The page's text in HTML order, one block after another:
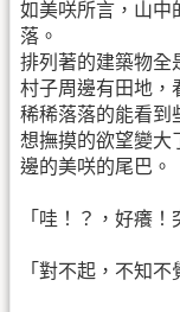
如美咲所言，山中
落。
排列著的建築物全
村子周邊有田地，
稀稀落落的能看到
想撫摸的欲望變大
邊的美咲的尾巴。
「哇！？，好癢
「對不起，不知